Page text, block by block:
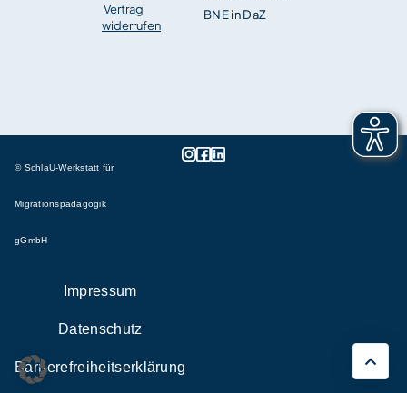
BNE in DaZ
Vertrag
widerrufen
© SchlaU-Werkstatt für
Migrationspädagogik
gGmbH
Impressum
Datenschutz
Barrierefreiheitserklärung